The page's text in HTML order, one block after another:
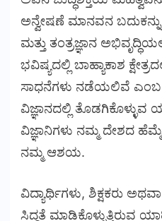
ಅನ್ವೇಷಣೆ ಮಾನವನ ಬದುಕನ್ನು
ಮತ್ತು ತಂತ್ರಜ್ಞಾನ
ಭವಿಷ್ಯದಲ್ಲಿ ಬಾಹ್ಯಾಕಾಶ
ಸಾಧನೆಗಳು ನಡೆಯಲಿವೆ ಎಂಬ
ವಿಜ್ಞಾನದಲ್ಲಿ ತೊಡಗಿಕೊಳ್ಳುವ
ವಿಜ್ಞಾನಿಗಳು ನಮ್ಮ ದೇಶದ
ನಮ್ಮ ಆಶಯ.
ವಿದ್ಯಾರ್ಥಿಗಳು, ಶಿಕ್ಷಕರು
ಸಿದ್ಧತೆ ಮಾಡಿಕೊಳ್ಳುತ್ತಿರುವ